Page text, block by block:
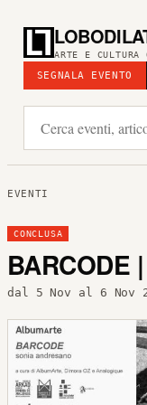
ARTE E
SEGNALA EVENTO
EVENTI
CONCLUSA
BARCODE
dal 5 Nov al 6 Nov